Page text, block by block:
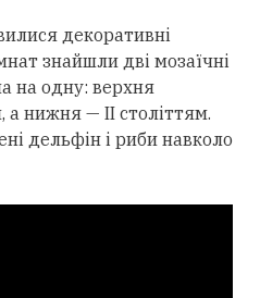
декоративні
знайшли дві мозаїчні
на одну: верхня
а нижня — II століттям.
дельфін і риби навколо